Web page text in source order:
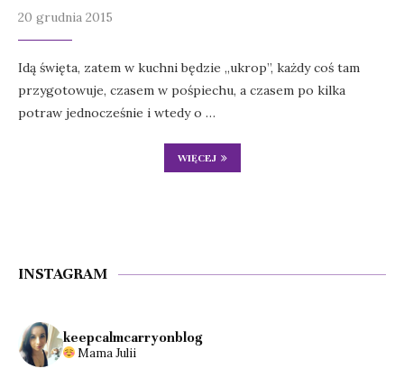
20 grudnia 2015
Idą święta, zatem w kuchni będzie „ukrop”, każdy coś tam
przygotowuje, czasem w pośpiechu, a czasem po kilka
potraw jednocześnie i wtedy o …
WIĘCEJ
INSTAGRAM
keepcalmcarryonblog
Mama Julii